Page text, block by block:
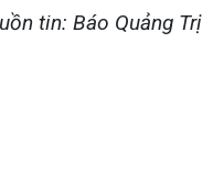
tin: Báo Quảng Trị